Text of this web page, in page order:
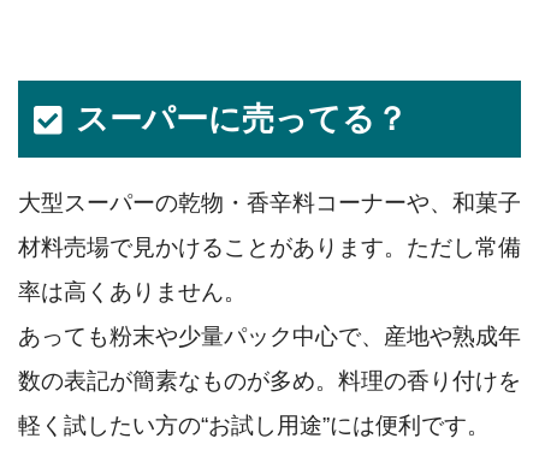
スーパーに売ってる？
大型スーパーの乾物・香辛料コーナーや、和菓子
材料売場で見かけることがあります。ただし常備
率は高くありません。
あっても粉末や少量パック中心で、産地や熟成年
数の表記が簡素なものが多め。料理の香り付けを
軽く試したい方の“お試し用途”には便利です。